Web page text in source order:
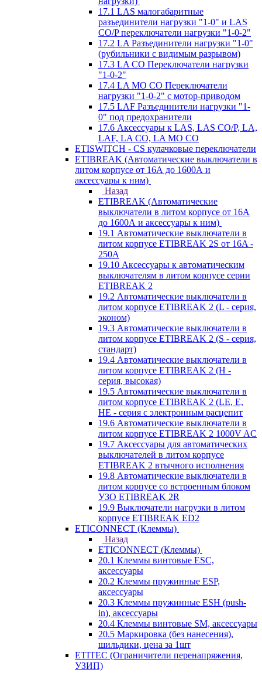
17.1 LAS малогабаритные
разъединители нагрузки "1-0" и LAS
CO/P переключатели нагрузки "1-0-2"
17.2 LA Разъединители нагрузки "1-0"
(рубильники с видимым разрывом)
17.3 LA CO Переключатели нагрузки
"1-0-2"
17.4 LA MO CO Переключатели
нагрузки "1-0-2" с мотор-приводом
17.5 LAF Разъединители нагрузки "1-
0" под предохранители
17.6 Аксессуары к LAS, LAS CO/P, LA,
LAF, LA CO, LA MO CO
ETISWITCH - CS кулачковые переключатели
ETIBREAK (Автоматические выключатели в
литом корпусе от 16А до 1600А и
аксессуары к ним)
Назад
ETIBREAK (Автоматические
выключатели в литом корпусе от 16А
до 1600А и аксессуары к ним)
19.1 Автоматические выключатели в
литом корпусе ETIBREAK 2S от 16A -
250A
19.10 Аксессуары к автоматическим
выключателям в литом корпусе серии
ETIBREAK 2
19.2 Автоматические выключатели в
литом корпусе ETIBREAK 2 (L - серия,
эконом)
19.3 Автоматические выключатели в
литом корпусе ETIBREAK 2 (S - серия,
стандарт)
19.4 Автоматические выключатели в
литом корпусе ETIBREAK 2 (H -
серия, высокая)
19.5 Автоматические выключатели в
литом корпусе ETIBREAK 2 (LE, E,
HE - серия с электронным расцепит
19.6 Автоматические выключатели в
литом корпусе ETIBREAK 2 1000V AC
19.7 Аксессуары для автоматических
выключателей в литом корпусе
ETIBREAK 2 втычного исполнения
19.8 Автоматические выключатели в
литом корпусе со встроенным блоком
УЗО ETIBREAK 2R
19.9 Выключатели нагрузки в литом
корпусе ETIBREAK ED2
ETICONNECT (Клеммы)
Назад
ETICONNECT (Клеммы)
20.1 Клеммы винтовые ESC,
аксессуары
20.2 Клеммы пружинные ESP,
аксессуары
20.3 Клеммы пружинные ESH (push-
in), аксессуары
20.4 Клеммы винтовые SM, аксессуары
20.5 Маркировка (без нанесения),
шильдики, цена за 1шт
ETITEC (Ограничители перенапряжения,
УЗИП)